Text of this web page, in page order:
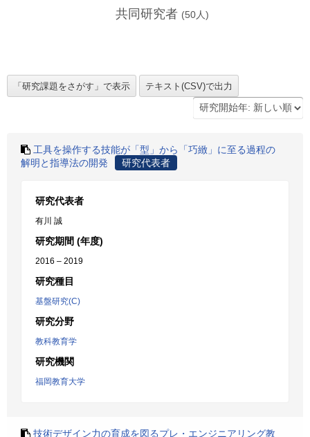
共同研究者 (50人)
工具を操作する技能が「型」から「巧緻」に至る過程の
解明と指導法の開発
研究代表者
研究代表者
有川 誠
研究期間 (年度)
2016 – 2019
研究種目
基盤研究(C)
研究分野
教科教育学
研究機関
福岡教育大学
技術デザイン力の育成を図るプレ・エンジニアリング教